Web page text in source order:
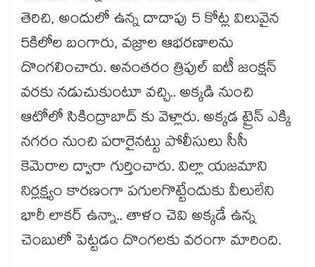
తెరిచి, అందులో ఉన్న దాదాపు 5 కోట్ల విలువైన
5కిలోల బంగారు, వజ్రాల ఆభరణాలను
దొంగలించారు. అనంతరం త్రిపుల్ ఐటీ జంక్షన్
వరకు నడుచుకుంటూ వచ్చి.. అక్కడి నుంచి
ఆటోలో సికింద్రాబాద్ కు వెళ్లారు. అక్కడ ట్రైన్ ఎక్కి
నగరం నుంచి పరారైనట్టు పోలీసులు సీసీ
కెమెరాల ద్వారా గుర్తించారు. విల్లా యజమాని
నిర్లక్ష్యం కారణంగా పగులగొట్టేందుకు వీలులేని
భారీ లాకర్ ఉన్నా.. తాళం చెవి అక్కడే ఉన్న
చెంబులో పెట్టడం దొంగలకు వరంగా మారింది.